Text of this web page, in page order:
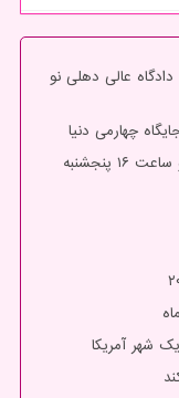
عالی دهلی نو
ثبت نام در طرح مشارکت در تولید ایران خودرو ساعت ۱۶ پنجشنبه
شهر آمریکا